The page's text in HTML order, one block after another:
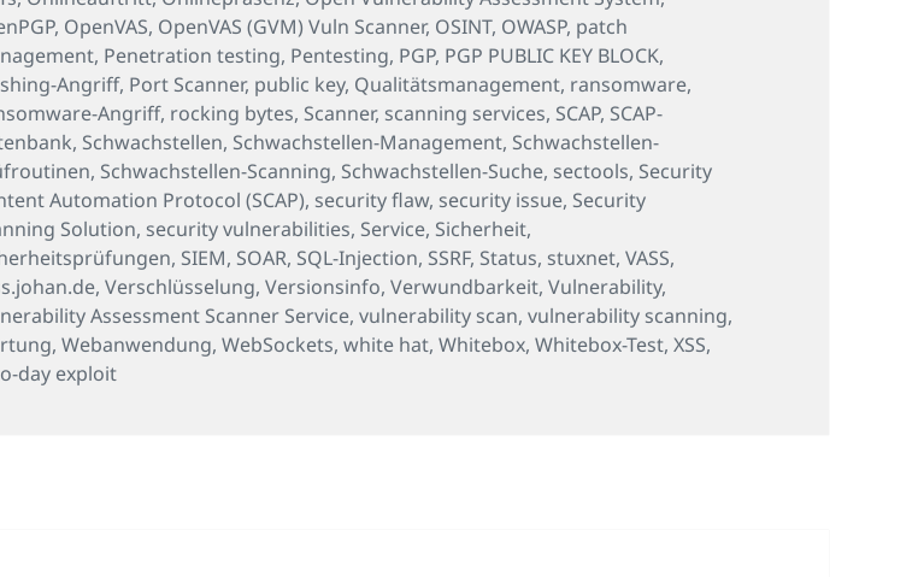
, OpenVAS, OpenVAS (GVM) Vuln Scanner, OSINT, OWASP, patch
, Penetration testing, Pentesting, PGP, PGP PUBLIC KEY BLOCK,
Angriff, Port Scanner, public key, Qualitätsmanagement, ransomware,
Angriff, rocking bytes, Scanner, scanning services, SCAP, SCAP-
, Schwachstellen, Schwachstellen-Management, Schwachstellen-
, Schwachstellen-Scanning, Schwachstellen-Suche, sectools, Security
Automation Protocol (SCAP), security flaw, security issue, Security
Solution, security vulnerabilities, Service, Sicherheit,
, SIEM, SOAR, SQL-Injection, SSRF, Status, stuxnet,VASS,
,Verschlüsselung,Versionsinfo,Verwundbarkeit,Vulnerability,
Assessment Scanner Service,vulnerability scan,vulnerability scanning,
,Webanwendung,WebSockets,white hat,Whitebox,Whitebox-Test,XSS,
day exploit